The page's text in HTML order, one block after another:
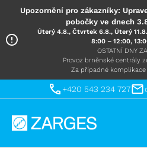
Upozornění pro zákazníky:
pobočky ve dnech
Úterý 4.8., Čtvrtek 6.8., Úterý
8:00 – 12:00,
OSTATNÍ DNY
Provoz brněnské centrály
Za případné
+420 543 234 727
Technika